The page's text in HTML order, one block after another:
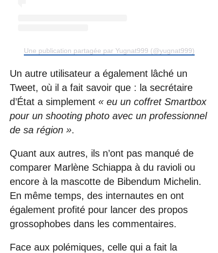
Une publication partagée par Yugnat999 (@yugnat999)
Un autre utilisateur a également lâché un
Tweet, où il a fait savoir que : la secrétaire
d’État a simplement « eu un coffret Smartbox
pour un shooting photo avec un professionnel
de sa région ».
Quant aux autres, ils n’ont pas manqué de
comparer Marlène Schiappa à du ravioli ou
encore à la mascotte de Bibendum Michelin.
En même temps, des internautes en ont
également profité pour lancer des propos
grossophobes dans les commentaires.
Face aux polémiques, celle qui a fait la